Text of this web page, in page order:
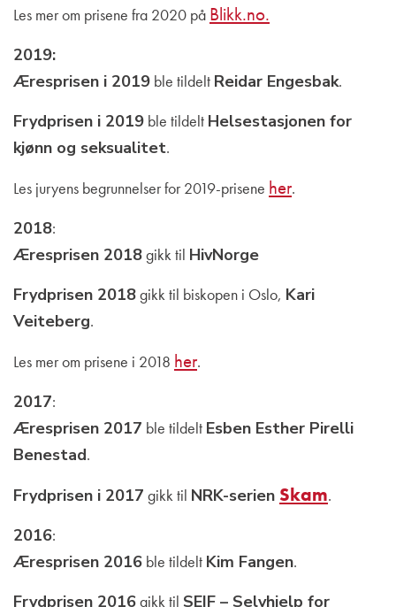
Les mer om prisene fra 2020 på Blikk.no.
2019:
Æresprisen i 2019 ble tildelt Reidar Engesbak.
Frydprisen i 2019 ble tildelt Helsestasjonen for
kjønn og seksualitet.
Les juryens begrunnelser for 2019-prisene her.
2018:
Æresprisen 2018gikk til HivNorge
Frydprisen 2018gikk til biskopen i Oslo, Kari
Veiteberg.
Les mer om prisene i 2018 her.
2017:
Æresprisen 2017 ble tildelt Esben Esther Pirelli
Benestad.
Frydprisen i 2017 gikk til NRK-serien Skam.
2016:
Æresprisen 2016 ble tildelt Kim Fangen.
Frydprisen 2016gikk til SEIF – Selvhjelp for